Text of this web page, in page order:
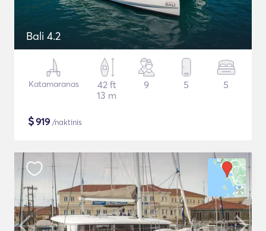
Bali 4.2
Katamaranas
42 ft
13 m
9 5 5
$919 /naktinis